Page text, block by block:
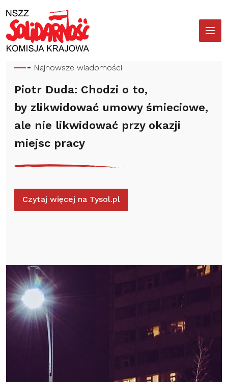
do
treści
Strona Komisji Krajowej
Najnowsze wiadomości
Piotr Duda: Chodzi o to,
by zlikwidować umowy śmieciowe,
ale nie likwidować przy okazji
miejsc pracy
Czytaj więcej na Tysol.pl